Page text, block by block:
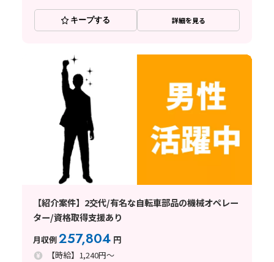
キープする 詳細を見る
【紹介案件】2交代/有名な自転車部品の機械オペレー
ター/資格取得支援あり
月収例257,804 円
【時給】1,240円～